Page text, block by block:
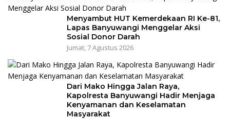
Menyambut HUT Kemerdekaan RI Ke-81,
Lapas Banyuwangi Menggelar Aksi
Sosial Donor Darah
Jumat, 7 Agustus 2026
Dari Mako Hingga Jalan Raya,
Kapolresta Banyuwangi Hadir Menjaga
Kenyamanan dan Keselamatan
Masyarakat